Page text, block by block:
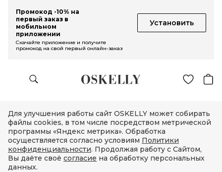
Промокод -10% на
первый заказ в
мобильном
приложении
Установить
Скачайте приложение и получите
промокод на свой первый онлайн-заказ
Для улучшения работы сайт OSKELLY может собирать
файлы cookies, в том числе посредством метрической
программы «Яндекс метрика». Обработка
осуществляется согласно условиям Политики
конфиденциальности. Продолжая работу с Сайтом,
Вы даёте своё согласие на обработку персональных
данных.